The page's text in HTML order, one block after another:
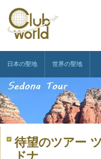
日本の聖地 世界の聖地
待望のツアー
ドナ